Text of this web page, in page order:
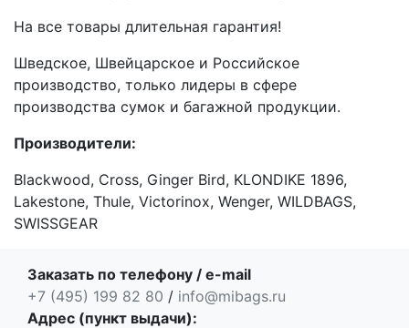
На все товары длительная гарантия!
Шведское, Швейцарское и Российское
производство, только лидеры в сфере
производства сумок и багажной продукции.
Производители:
Blackwood, Cross, Ginger Bird, KLONDIKE 1896,
Lakestone, Thule, Victorinox, Wenger, WILDBAGS,
SWISSGEAR
Заказать по телефону / e-mail
+7 (495) 199 82 80 / info@mibags.ru
Адрес (пункт выдачи):